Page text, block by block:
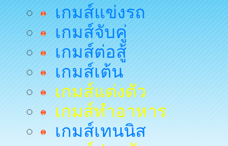
เกมส์แข่งรถ
เกมส์จับคู่
เกมส์ต่อสู้
เกมส์เต้น
เกมส์แต่งตัว
เกมส์ทำอาหาร
เกมส์เทนนิส